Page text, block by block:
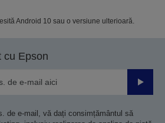
Android 10 sau o versiune ulterioară.
cu Epson
de e-mail, vă dați consimțământul să